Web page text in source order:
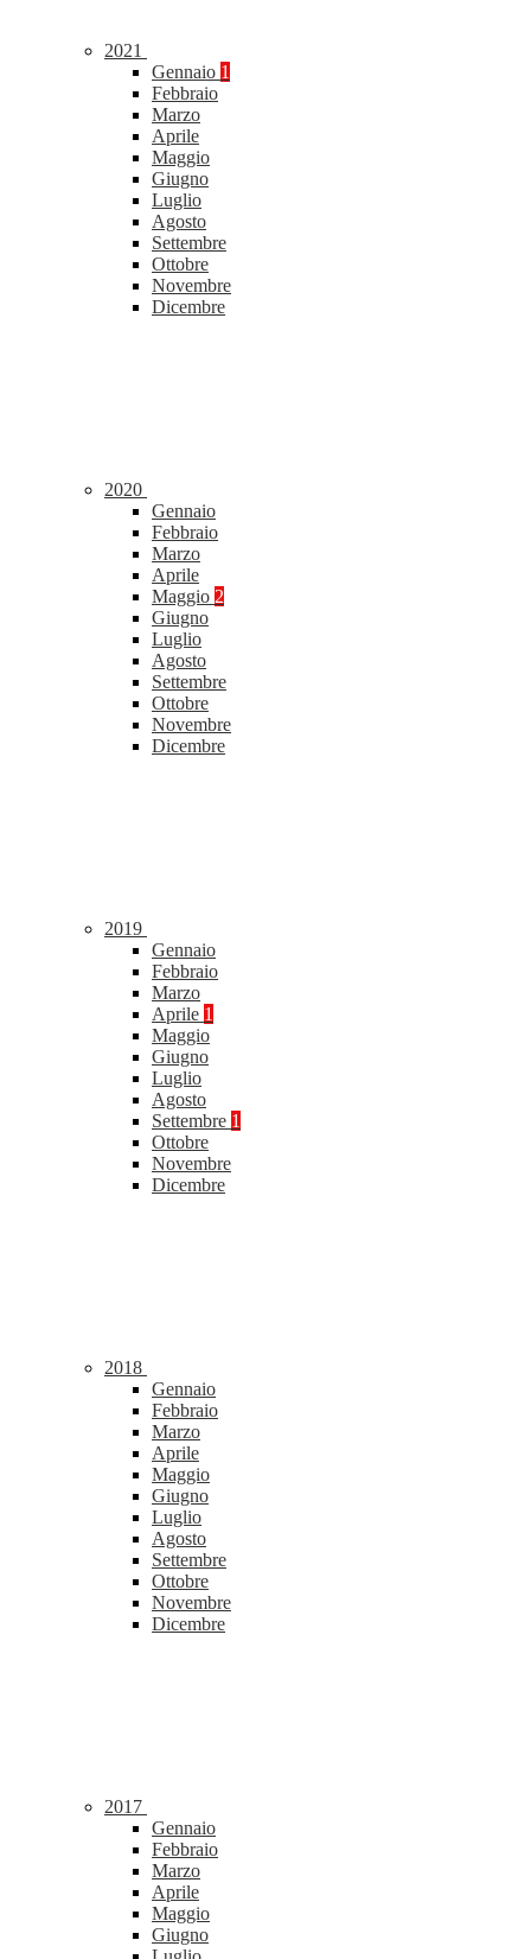
2021
Gennaio 1
Febbraio
Marzo
Aprile
Maggio
Giugno
Luglio
Agosto
Settembre
Ottobre
Novembre
Dicembre
2020
Gennaio
Febbraio
Marzo
Aprile
Maggio 2
Giugno
Luglio
Agosto
Settembre
Ottobre
Novembre
Dicembre
2019
Gennaio
Febbraio
Marzo
Aprile 1
Maggio
Giugno
Luglio
Agosto
Settembre 1
Ottobre
Novembre
Dicembre
2018
Gennaio
Febbraio
Marzo
Aprile
Maggio
Giugno
Luglio
Agosto
Settembre
Ottobre
Novembre
Dicembre
2017
Gennaio
Febbraio
Marzo
Aprile
Maggio
Giugno